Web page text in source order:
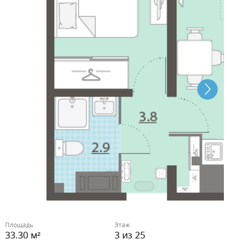
Площадь
33.30 м²
Этаж
3 из 25